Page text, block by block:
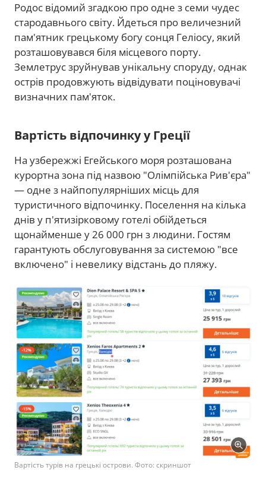
Родос відомий згадкою про одне з семи чудес
стародавнього світу. Йдеться про величезний
пам'ятник грецькому богу сонця Геліосу, який
розташовувався біля місцевого порту.
Землетрус зруйнував унікальну споруду, однак
острів продовжують відвідувати поціновувачі
визначних пам'яток.
Вартість відпочинку у Греції
На узбережжі Егейського моря розташована
курортна зона під назвою "Олімпійська Рив'єра"
— одне з найпопулярніших місць для
туристичного відпочинку. Поселення на кілька
днів у п'ятизірковому готелі обійдеться
щонайменше у 26 000 грн з людини. Гостям
гарантують обслуговування за системою "все
включено" і невелику відстань до пляжу.
Вартість турів на грецькі острови. Фото: скриншот